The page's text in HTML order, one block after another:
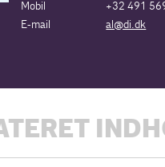
Mobil
+32 491
E-mail
al@di.dk